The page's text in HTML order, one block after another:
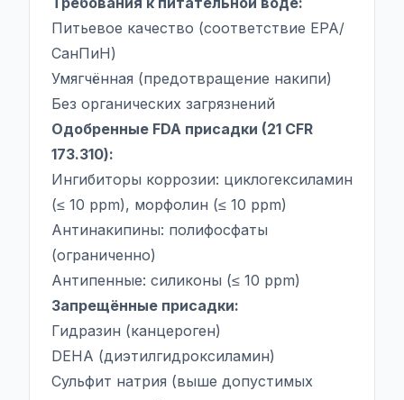
Питьевое качество (соответствие EPA/
СанПиН)
Умягчённая (предотвращение накипи)
Без органических загрязнений
Одобренные FDA присадки (21 CFR
173.310):
Ингибиторы коррозии: циклогексиламин
(≤ 10 ppm), морфолин (≤ 10 ppm)
Антинакипины: полифосфаты
(ограниченно)
Антипенные: силиконы (≤ 10 ppm)
Запрещённые присадки:
Гидразин (канцероген)
DEHA (диэтилгидроксиламин)
Сульфит натрия (выше допустимых